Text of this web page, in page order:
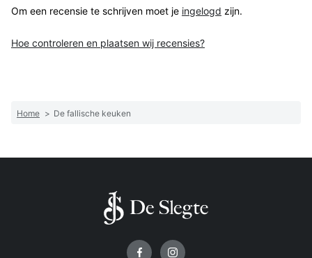
Om een recensie te schrijven moet je ingelogd zijn.
Hoe controleren en plaatsen wij recensies?
Home > De fallische keuken